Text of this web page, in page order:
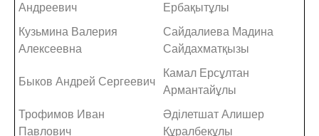
Андреевич
Ербақытұлы
Кузьмина Валерия
Алексеевна
Сайдалиева Мадина
Сайдахматқызы
Быков Андрей Сергеевич
Камал Ерсұлтан
Армантайұлы
Трофимов Иван
Павлович
Әділетшат Алишер
Құралбекұлы